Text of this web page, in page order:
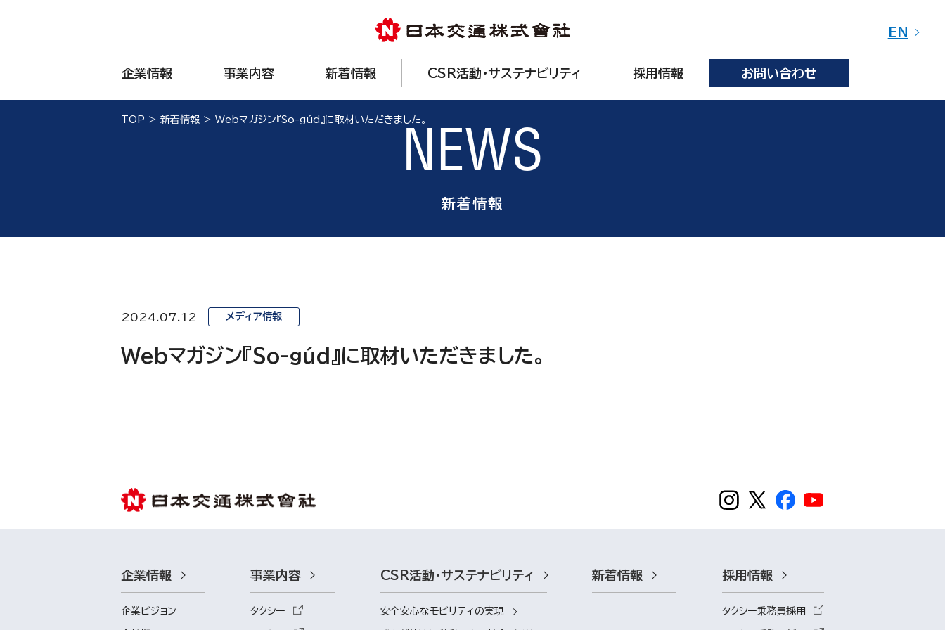
EN
企業情報 事業内容 新着情報 CSR活動・サステナビリティ 採用情報 お問い合わせ
TOP > 新着情報 > Webマガジン『So-gúd』に取材いただきました。
NEWS
新着情報
2024.07.12 メディア情報
Webマガジン『So-gúd』に取材いただきました。
企業情報
企業ビジョン
事業内容
タクシー
CSR活動・サステナビリティ
安全安心なモビリティの実現
新着情報 採用情報
タクシー乗務員採用